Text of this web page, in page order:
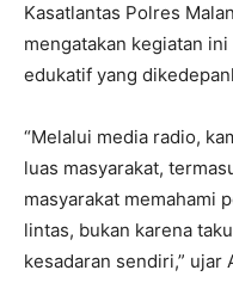
Kasatlantas Polres
mengatakan kegiatan
edukatif yang
“Melalui media radio,
luas masyarakat,
masyarakat memahami
lintas, bukan karena
kesadaran sendiri,” ujar